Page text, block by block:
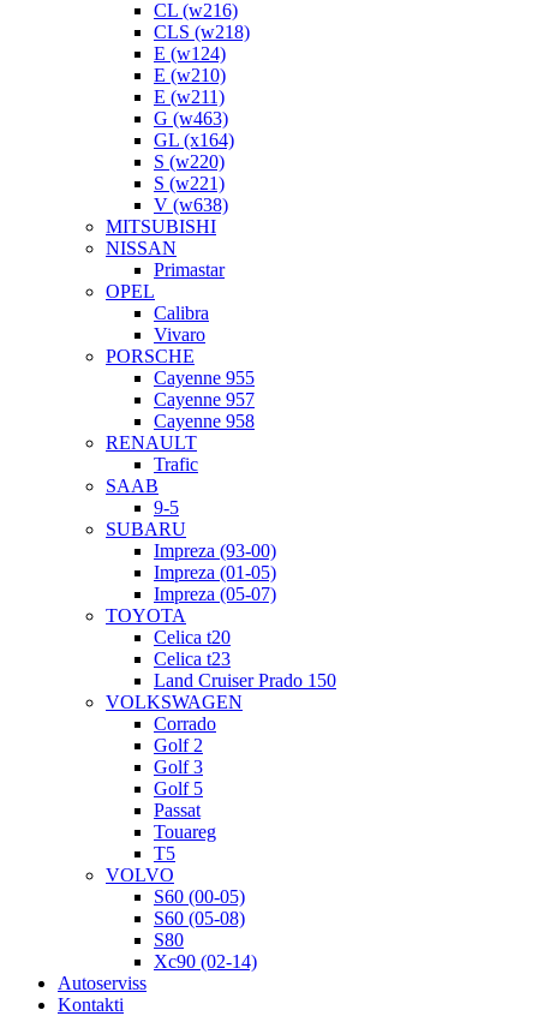
CL (w216)
CLS (w218)
E (w124)
E (w210)
E (w211)
G (w463)
GL (x164)
S (w220)
S (w221)
V (w638)
MITSUBISHI
NISSAN
Primastar
OPEL
Calibra
Vivaro
PORSCHE
Cayenne 955
Cayenne 957
Cayenne 958
RENAULT
Trafic
SAAB
9-5
SUBARU
Impreza (93-00)
Impreza (01-05)
Impreza (05-07)
TOYOTA
Celica t20
Celica t23
Land Cruiser Prado 150
VOLKSWAGEN
Corrado
Golf 2
Golf 3
Golf 5
Passat
Touareg
T5
VOLVO
S60 (00-05)
S60 (05-08)
S80
Xc90 (02-14)
Autoserviss
Kontakti